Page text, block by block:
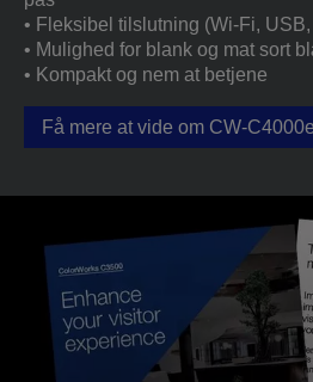
• Fleksibel tilslutning (Wi-Fi,
• Mulighed for blank og mat sort
• Kompakt og nem at betjene
Få mere at vide om CW-C4000e